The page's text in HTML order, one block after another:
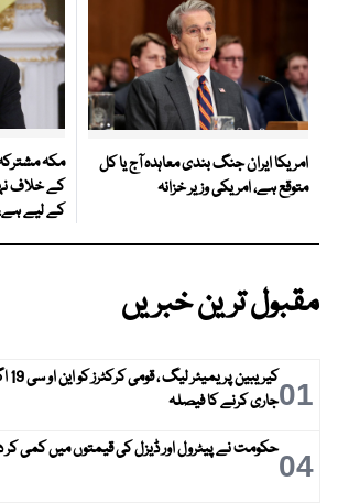
امریکا ایران جنگ بندی معاہدہ آج یا کل
متوقع ہے، امریکی وزیر خزانہ
مکہ
کے خلاف
کے لیے ہے،
مقبول ترین خبریں
01جاری کرنے کا فیصلہ
04حکومت نے پیٹرول اور ڈیزل کی قیمتوں میں کمی